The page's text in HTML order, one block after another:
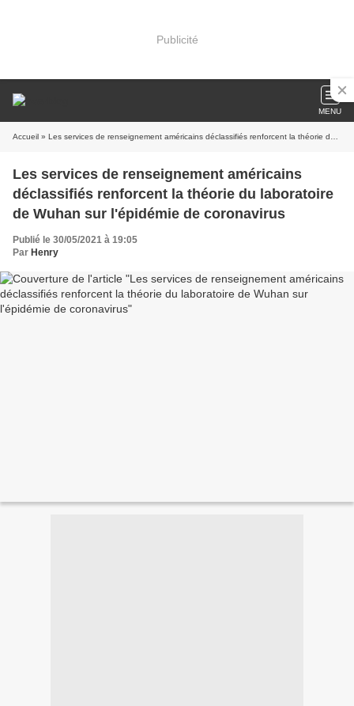
Publicité
MENU
Accueil » Les services de renseignement américains déclassifiés renforcent la théorie du laboratoire de Wuhan sur l'épidémie de coronavirus
Les services de renseignement américains
déclassifiés renforcent la théorie du laboratoire
de Wuhan sur l'épidémie de coronavirus
Publié le 30/05/2021 à 19:05
Par Henry